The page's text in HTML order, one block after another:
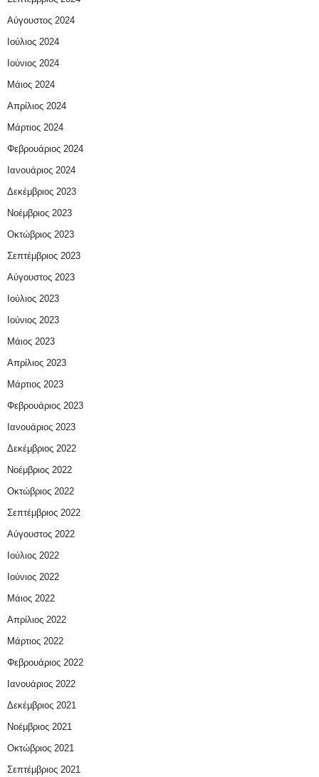
Αύγουστος 2024
Ιούλιος 2024
Ιούνιος 2024
Μάιος 2024
Απρίλιος 2024
Μάρτιος 2024
Φεβρουάριος 2024
Ιανουάριος 2024
Δεκέμβριος 2023
Νοέμβριος 2023
Οκτώβριος 2023
Σεπτέμβριος 2023
Αύγουστος 2023
Ιούλιος 2023
Ιούνιος 2023
Μάιος 2023
Απρίλιος 2023
Μάρτιος 2023
Φεβρουάριος 2023
Ιανουάριος 2023
Δεκέμβριος 2022
Νοέμβριος 2022
Οκτώβριος 2022
Σεπτέμβριος 2022
Αύγουστος 2022
Ιούλιος 2022
Ιούνιος 2022
Μάιος 2022
Απρίλιος 2022
Μάρτιος 2022
Φεβρουάριος 2022
Ιανουάριος 2022
Δεκέμβριος 2021
Νοέμβριος 2021
Οκτώβριος 2021
Σεπτέμβριος 2021